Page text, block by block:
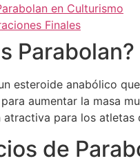
en Culturismo
Finales
Parabolan?
esteroide anabólico
aumentar la masa
para los atletas
de